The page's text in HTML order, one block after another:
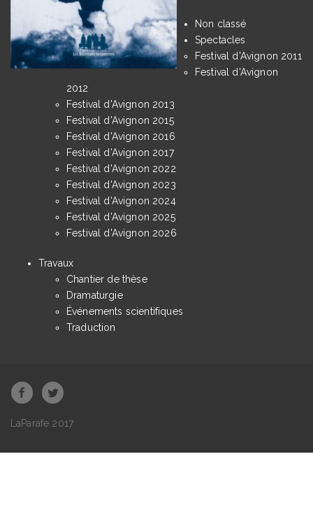
Non classé
Spectacles
Festival d'Avignon 2011
Festival d'Avignon
2012
Festival d'Avignon 2013
Festival d'Avignon 2015
Festival d'Avignon 2016
Festival d'Avignon 2017
Festival d'Avignon 2022
Festival d'Avignon 2023
Festival d'Avignon 2024
Festival d'Avignon 2025
Festival d'Avignon 2026
Travaux
Chantier de thèse
Dramaturgie
Événements scientifiques
Traduction
LaParafe 2017